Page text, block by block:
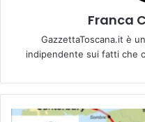
Franca
GazzettaToscana.it è
indipendente sui fatti che
“